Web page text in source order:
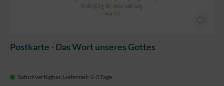
Postkarte - Das Wort unseres Gottes
Sofort verfügbar, Lieferzeit: 1-3 Tage